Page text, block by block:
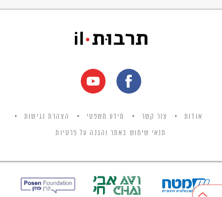
אודות צור קשר מידע משפטי הצהרת נגישות
תנאי שימוש באתר והגנה על פרטיות